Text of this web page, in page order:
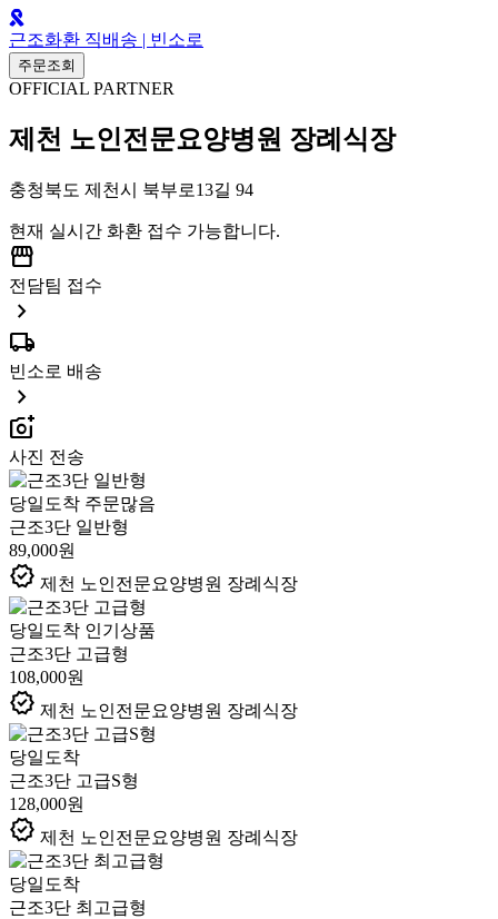
근조화환 직배송 | 빈소로
주문조회
OFFICIAL PARTNER
제천 노인전문요양병원 장례식장
충청북도 제천시 북부로13길 94
현재 실시간 화환 접수 가능합니다.
storefront
전담팀 접수
chevron_right
local_shipping
빈소로 배송
chevron_right
add_a_photo
사진 전송
당일도착 주문많음
근조3단 일반형
89,000원
verified 제천 노인전문요양병원 장례식장
당일도착 인기상품
근조3단 고급형
108,000원
verified 제천 노인전문요양병원 장례식장
당일도착
근조3단 고급S형
128,000원
verified 제천 노인전문요양병원 장례식장
당일도착
근조3단 최고급형